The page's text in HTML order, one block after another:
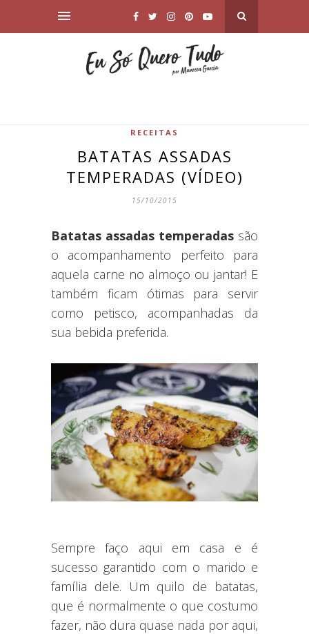
RECEITAS
BATATAS ASSADAS
TEMPERADAS (VÍDEO)
15/10/2015
Batatas assadas temperadas são
o acompanhamento perfeito para
aquela carne no almoço ou jantar! E
também ficam ótimas para servir
como petisco, acompanhadas da
sua bebida preferida.
Sempre faço aqui em casa e é
sucesso garantido com o marido e
família dele. Um quilo de batatas,
que é normalmente o que costumo
fazer, não dura quase nada por aqui,